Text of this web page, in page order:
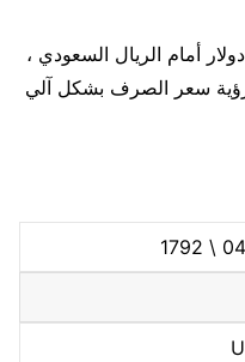
عزيزي لمعرفة سعر صرف الـ 20 دولار أمام الريال السعودي ،
رؤية سعر الصرف بشكل آلي